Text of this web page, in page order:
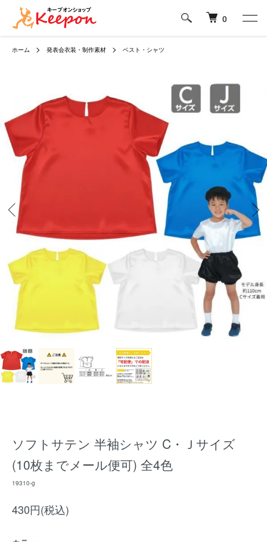
0
ホーム 発表会衣装・制作素材 ベスト・シャツ
ソフトサテン 半袖シャツ C・Ｊサイズ
(10枚までメール便可) 全4色
19310-g
430円(税込)